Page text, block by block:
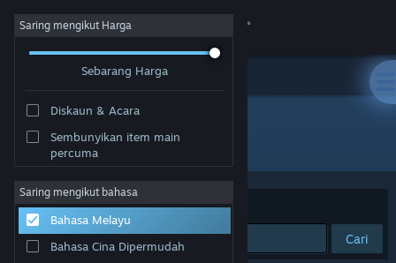
Sign in
Tentang
Sokongan
Saring mengikut Harga
Sebarang Harga
Diskaun & Acara
Sembunyikan item main
percuma
Saring mengikut bahasa
Bahasa Melayu
Bahasa Cina Dipermudah
Pembangun: 25 Crimson
Susun mengikut Perkaitan
Cari